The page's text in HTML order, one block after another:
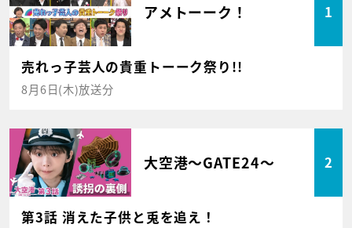
アメトーーク！ 1
売れっ子芸人の貴重トーーク祭り!!
8月6日(木)放送分
大空港～GATE24～ 2
第3話 消えた子供と兎を追え！